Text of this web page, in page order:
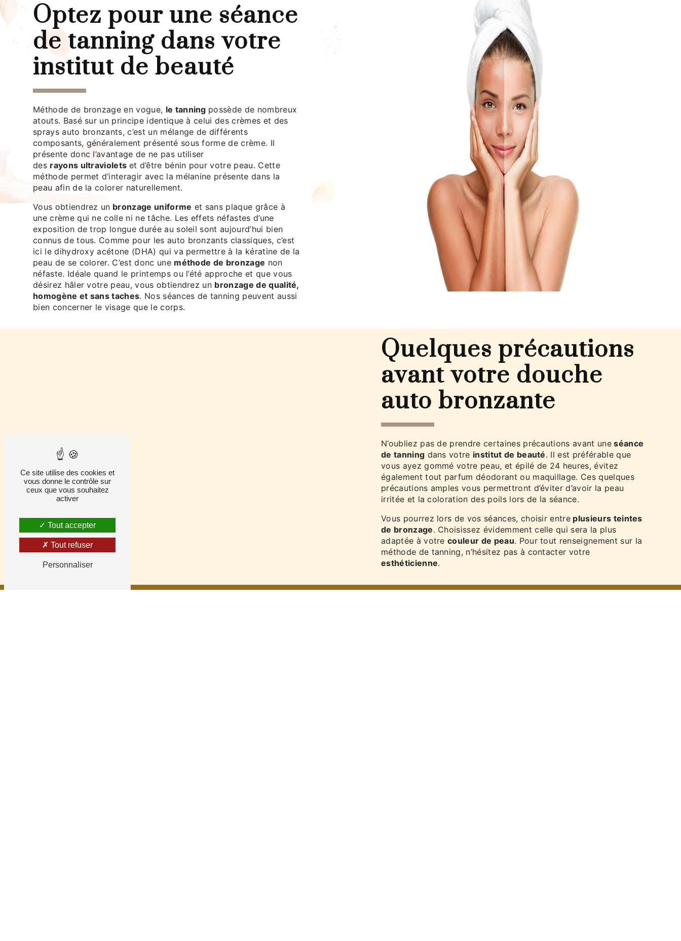
Optez pour une séance
de tanning dans votre
institut de beauté
Méthode de bronzage en vogue, le tanning possède de nombreux
atouts. Basé sur un principe identique à celui des crèmes et des
sprays auto bronzants, c’est un mélange de différents
composants, généralement présenté sous forme de crème. Il
présente donc l’avantage de ne pas utiliser
des rayons ultraviolets et d’être bénin pour votre peau. Cette
méthode permet d’interagir avec la mélanine présente dans la
peau afin de la colorer naturellement.
Vous obtiendrez un bronzage uniforme et sans plaque grâce à
une crème qui ne colle ni ne tâche. Les effets néfastes d’une
exposition de trop longue durée au soleil sont aujourd’hui bien
connus de tous. Comme pour les auto bronzants classiques, c’est
ici le dihydroxy acétone (DHA) qui va permettre à la kératine de la
peau de se colorer. C’est donc une méthode de bronzage non
néfaste. Idéale quand le printemps ou l’été approche et que vous
désirez hâler votre peau, vous obtiendrez un bronzage de qualité,
homogène et sans taches. Nos séances de tanning peuvent aussi
bien concerner le visage que le corps.
Quelques précautions
avant votre douche
auto bronzante
N’oubliez pas de prendre certaines précautions avant uneséance
de tanning dans votre institut de beauté. Il est préférable que
vous ayez gommé votre peau, et épilé de 24 heures, évitez
également tout parfum déodorant ou maquillage. Ces quelques
précautions amples vous permettront d’éviter d’avoir la peau
irritée et la coloration des poils lors de la séance.
Vous pourrez lors de vos séances, choisir entre plusieurs teintes
de bronzage. Choisissez évidemment celle qui sera la plus
adaptée à votrecouleur de peau. Pour tout renseignement sur la
méthode de tanning, n’hésitez pas à contacter votre
esthéticienne.
Ce site utilise des cookies et
vous donne le contrôle sur
ceux que vous souhaitez
activer
Tout accepter
Tout refuser
Personnaliser